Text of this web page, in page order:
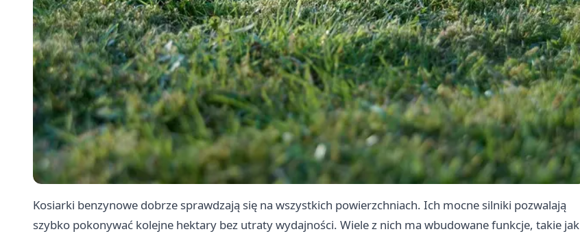
Kosiarki benzynowe dobrze sprawdzają się na wszystkich powierzchniach. Ich mocne silniki pozwalają
szybko pokonywać kolejne hektary bez utraty wydajności. Wiele z nich ma wbudowane funkcje, takie jak